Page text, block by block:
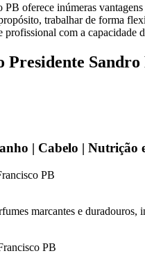
oferece inúmeras
trabalhar de forma
com a
Sandro
| Cabelo | Nutrição
marcantes e duradouros,